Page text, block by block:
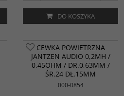
DO KOSZYKA
CEWKA POWIETRZNA
JANTZEN AUDIO 0,2MH /
0,45OHM / DR.0,63MM /
ŚR.24 DŁ.15MM
000-0854